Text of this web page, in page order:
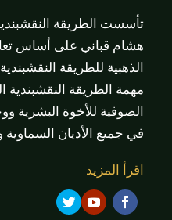
تأسست الطريقة
هشام قباني على أساس
الذهبية للطريقة
مهمة الطريقة النقشبندية
الصوفية للأخوة البشرية
في جميع الأديان
اقرأ المزيد